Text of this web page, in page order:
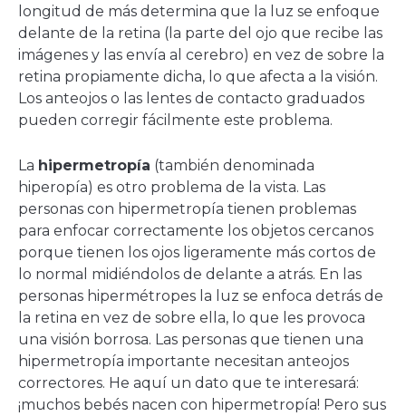
longitud de más determina que la luz se enfoque
delante de la retina (la parte del ojo que recibe las
imágenes y las envía al cerebro) en vez de sobre la
retina propiamente dicha, lo que afecta a la visión.
Los anteojos o las lentes de contacto graduados
pueden corregir fácilmente este problema.
La hipermetropía (también denominada
hiperopía) es otro problema de la vista. Las
personas con hipermetropía tienen problemas
para enfocar correctamente los objetos cercanos
porque tienen los ojos ligeramente más cortos de
lo normal midiéndolos de delante a atrás. En las
personas hipermétropes la luz se enfoca detrás de
la retina en vez de sobre ella, lo que les provoca
una visión borrosa. Las personas que tienen una
hipermetropía importante necesitan anteojos
correctores. He aquí un dato que te interesará:
¡muchos bebés nacen con hipermetropía! Pero sus